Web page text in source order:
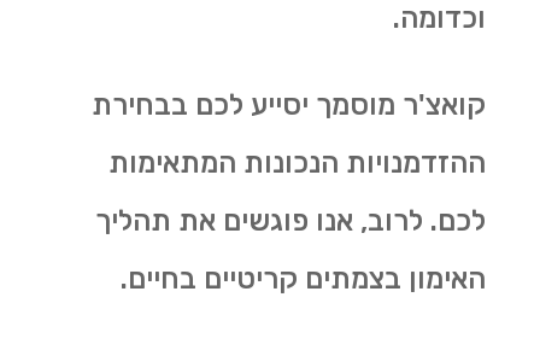
וכדומה.
קואצ'ר מוסמך יסייע לכם בבחירת
ההזדמנויות הנכונות המתאימות
לכם. לרוב, אנו פוגשים את תהליך
האימון בצמתים קריטיים בחיים.